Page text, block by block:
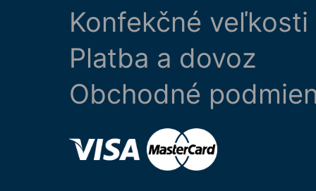
Konfekčné veľkosti
Platba a dovoz
Obchodné